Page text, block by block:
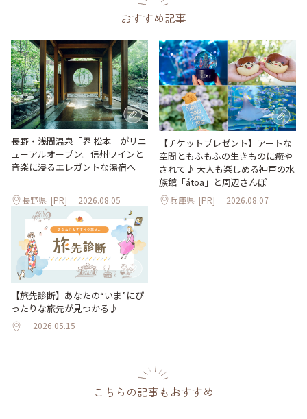
おすすめ記事
長野・浅間温泉「界 松本」がリニ
ューアルオープン。信州ワインと
音楽に浸るエレガントな湯宿へ
長野県 [PR] 2026.08.05
【チケットプレゼント】アートな
空間ともふもふの生きものに癒や
されて♪ 大人も楽しめる神戸の水
族館「átoa」と周辺さんぽ
兵庫県 [PR] 2026.08.07
【旅先診断】あなたの“いま”にぴ
ったりな旅先が見つかる♪
2026.05.15
こちらの記事もおすすめ